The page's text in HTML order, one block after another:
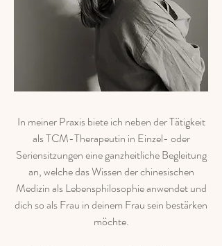
In meiner Praxis biete ich neben der Tätigkeit
als TCM-Therapeutin in Einzel- oder
Seriensitzungen eine ganzheitliche Begleitung
an, welche das Wissen der chinesischen
Medizin als Lebensphilosophie anwendet und
dich so als Frau in deinem Frau sein bestärken
möchte.